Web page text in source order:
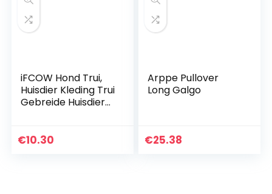
Puppy Roze Rood
Blauw Grijs Gras –
Gewicht 1.2-9.0
iFCOW Hond Trui,
Huisdier Kleding Trui
Gebreide Huisdier
Hond Kat Winter
€10.30
Arppe Pullover
Long Galgo
€25.38